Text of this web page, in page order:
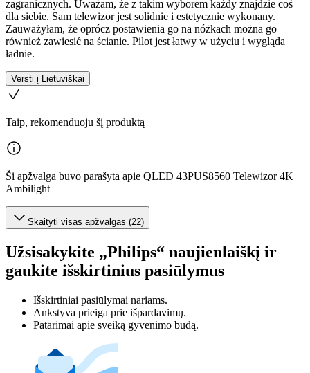
zagranicznych. Uważam, że z takim wyborem każdy znajdzie coś
dla siebie. Sam telewizor jest solidnie i estetycznie wykonany.
Zauważyłam, że oprócz postawienia go na nóżkach można go
również zawiesić na ścianie. Pilot jest łatwy w użyciu i wygląda
ładnie.
Versti į Lietuviškai
Taip, rekomenduoju šį produktą
Ši apžvalga buvo parašyta apie QLED 43PUS8560 Telewizor 4K
Ambilight
Skaityti visas apžvalgas (22)
Užsisakykite „Philips“ naujienlaiškį ir
gaukite išskirtinius pasiūlymus
Išskirtiniai pasiūlymai nariams.
Ankstyva prieiga prie išpardavimų.
Patarimai apie sveiką gyvenimo būdą.